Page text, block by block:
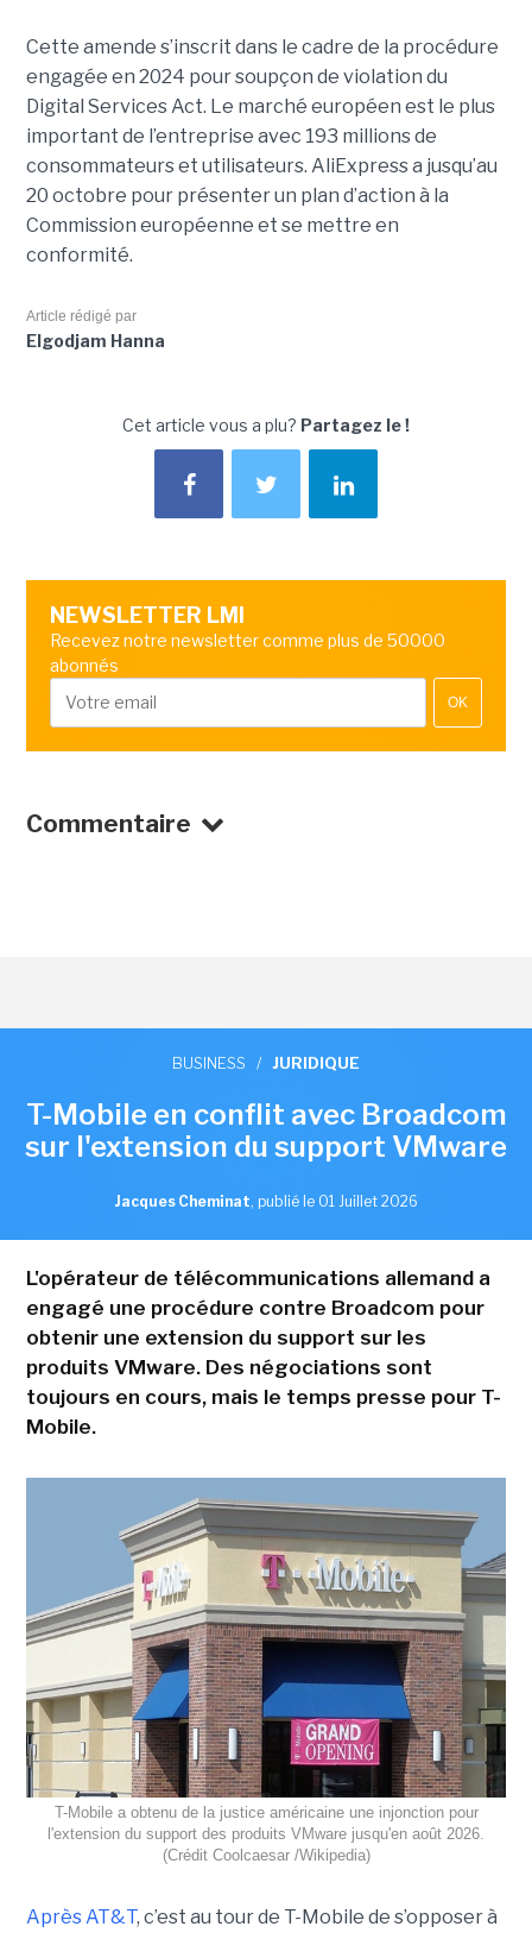
Cette amende s’inscrit dans le cadre de la procédure
engagée en 2024 pour soupçon de violation du
Digital Services Act. Le marché européen est le plus
important de l’entreprise avec 193 millions de
consommateurs et utilisateurs. AliExpress a jusqu’au
20 octobre pour présenter un plan d’action à la
Commission européenne et se mettre en
conformité.
Article rédigé par
Elgodjam Hanna
Cet article vous a plu? Partagez le !
NEWSLETTER LMI
Recevez notre newsletter comme plus de 50000
abonnés
OK
Commentaire
BUSINESS / JURIDIQUE
T-Mobile en conflit avec Broadcom
sur l'extension du support VMware
Jacques Cheminat, publié le 01 Juillet 2026
L'opérateur de télécommunications allemand a
engagé une procédure contre Broadcom pour
obtenir une extension du support sur les
produits VMware. Des négociations sont
toujours en cours, mais le temps presse pour T-
Mobile.
T-Mobile a obtenu de la justice américaine une injonction pour
l'extension du support des produits VMware jusqu'en août 2026.
(Crédit Coolcaesar /Wikipedia)
Après AT&T, c’est au tour de T-Mobile de s’opposer à